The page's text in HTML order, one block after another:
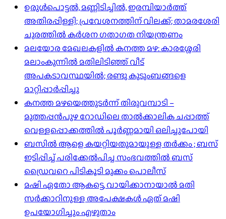
ഉരുൾപൊട്ടൽ, മണ്ണിടിച്ചിൽ, ഇരമ്പിയാര്‍ത്ത്
അതിരപ്പിള്ളി; പ്രവേശനത്തിന് വിലക്ക്; താമരശേരി
ചുരത്തില്‍ കര്‍ശന ഗതാഗത നിയന്ത്രണം
മലയോര മേഖലകളിൽ കനത്ത മഴ: കാരശ്ശേരി
മലാംകുന്നിൽ മതിലിടിഞ്ഞ് വീട്
അപകടാവസ്ഥയിൽ; രണ്ടു കുടുംബങ്ങളെ
മാറ്റിപ്പാർപ്പിച്ചു
കനത്ത മഴയെത്തുടർന്ന് തിരുവമ്പാടി –
മുത്തപ്പൻപുഴ റോഡിലെ താൽക്കാലിക ചപ്പാത്ത്
വെള്ളപ്പൊക്കത്തിൽ പൂർണ്ണമായി ഒലിച്ചുപോയി
ബസിൽ ആളെ കയറ്റിയതുമായുള്ള തർക്കം ; ബസ്
ഇടിപ്പിച്ച് പരിക്കേൽപിച്ച സംഭവത്തിൽ ബസ്
ഡ്രൈവറെ പിടികൂടി മുക്കം പൊലീസ്
മഷി ഏതോ ആകട്ടെ, വായിക്കാനായാൽ മതി​
സർക്കാറിനുള്ള അപേക്ഷകൾ ഏത് മഷി
ഉപയോഗിച്ചും എഴുതാം